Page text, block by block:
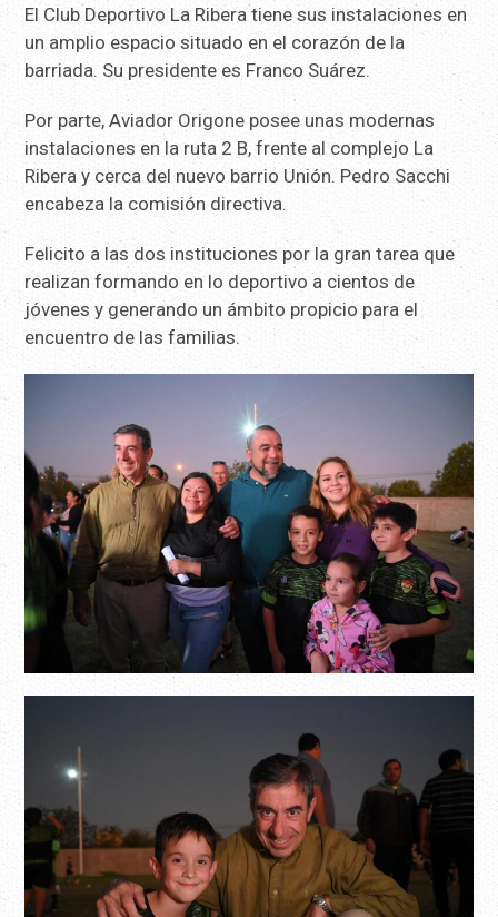
El Club Deportivo La Ribera tiene sus instalaciones en
un amplio espacio situado en el corazón de la
barriada. Su presidente es Franco Suárez.
Por parte, Aviador Origone posee unas modernas
instalaciones en la ruta 2 B, frente al complejo La
Ribera y cerca del nuevo barrio Unión. Pedro Sacchi
encabeza la comisión directiva.
Felicito a las dos instituciones por la gran tarea que
realizan formando en lo deportivo a cientos de
jóvenes y generando un ámbito propicio para el
encuentro de las familias.